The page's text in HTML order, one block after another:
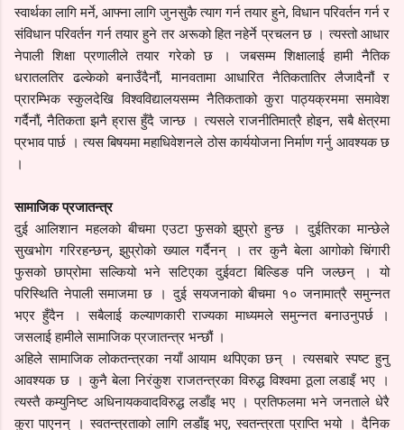
स्वार्थका लागि मर्ने, आफ्ना लागि जुनसुकै त्याग गर्न तयार हुने, विधान परिवर्तन गर्न र
संविधान परिवर्तन गर्न तयार हुने तर अरूको हित नहेर्ने प्रचलन छ । त्यस्तो आधार
नेपाली शिक्षा प्रणालीले तयार गरेको छ । जबसम्म शिक्षालाई हामी नैतिक
धरातलतिर ढल्केको बनाउँदैनौं, मानवतामा आधारित नैतिकतातिर लैजादैनौं र
प्रारम्भिक स्कुलदेखि विश्वविद्यालयसम्म नैतिकताको कुरा पाठ्यक्रममा समावेश
गर्दैनौं, नैतिकता झनै ह्रास हुँदै जान्छ । त्यसले राजनीतिमात्रै होइन, सबै क्षेत्रमा
प्रभाव पार्छ । त्यस बिषयमा महाधिवेशनले ठोस कार्ययोजना निर्माण गर्नु आवश्यक छ
।
सामाजिक प्रजातन्त्र
दुई आलिशान महलको बीचमा एउटा फुसको झुप्रो हुन्छ । दुईतिरका मान्छेले
सुखभोग गरिरहन्छन्, झुप्रोको ख्याल गर्दैनन् । तर कुनै बेला आगोको चिंगारी
फुसको छाप्रोमा सल्कियो भने सटिएका दुईवटा बिल्डिङ पनि जल्छन् । यो
परिस्थिति नेपाली समाजमा छ । दुई सयजनाको बीचमा १० जनामात्रै समुन्नत
भएर हुँदैन । सबैलाई कल्याणकारी राज्यका माध्यमले समुन्नत बनाउनुपर्छ ।
जसलाई हामीले सामाजिक प्रजातन्त्र भन्छौं ।
अहिले सामाजिक लोकतन्त्रका नयाँ आयाम थपिएका छन् । त्यसबारे स्पष्ट हुनु
आवश्यक छ । कुनै बेला निरंकुश राजतन्त्रका विरुद्ध विश्वमा ठूला लडाइँ भए ।
त्यस्तै कम्युनिष्ट अधिनायकवादविरुद्ध लडाँइ भए । प्रतिफलमा भने जनताले धेरै
कुरा पाएनन् । स्वतन्त्रताको लागि लडाँइ भए, स्वतन्त्रता प्राप्ति भयो । दैनिक